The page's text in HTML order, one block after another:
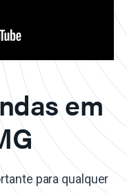
em
para qualquer